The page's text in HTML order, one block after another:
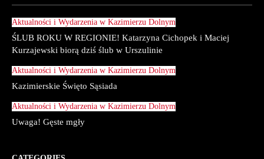
Aktualności i Wydarzenia w Kazimierzu Dolnym
ŚLUB ROKU W REGIONIE! Katarzyna Cichopek i Maciej
Kurzajewski biorą dziś ślub w Urszulinie
Aktualności i Wydarzenia w Kazimierzu Dolnym
Kazimierskie Święto Sąsiada
Aktualności i Wydarzenia w Kazimierzu Dolnym
Uwaga! Gęste mgły